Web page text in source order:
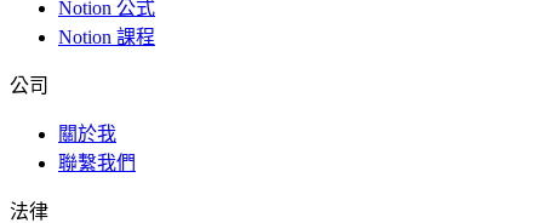
Notion 公式
Notion 課程
公司
關於我
聯繫我們
法律